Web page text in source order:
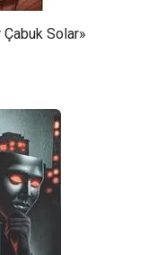
Çabuk Solar»